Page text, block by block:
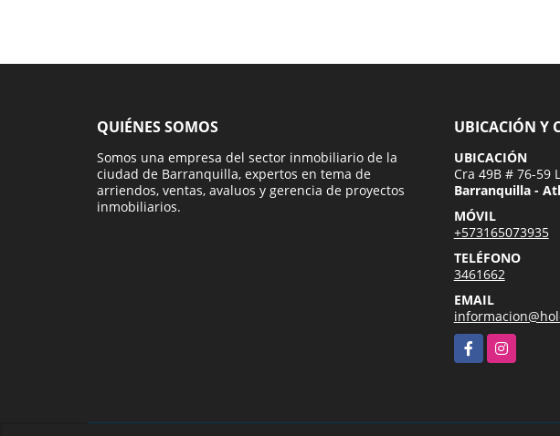
QUIÉNES SOMOS
Somos una empresa del sector inmobiliario de la
ciudad de Barranquilla, expertos en tema de
arriendos, ventas, avaluos y gerencia de proyectos
inmobiliarios.
UBICACIÓN Y
UBICACIÓN
Cra 49B # 76-59
Barranquilla -
MÓVIL
+573165073935
TELÉFONO
3461662
EMAIL
FacebookInstagram